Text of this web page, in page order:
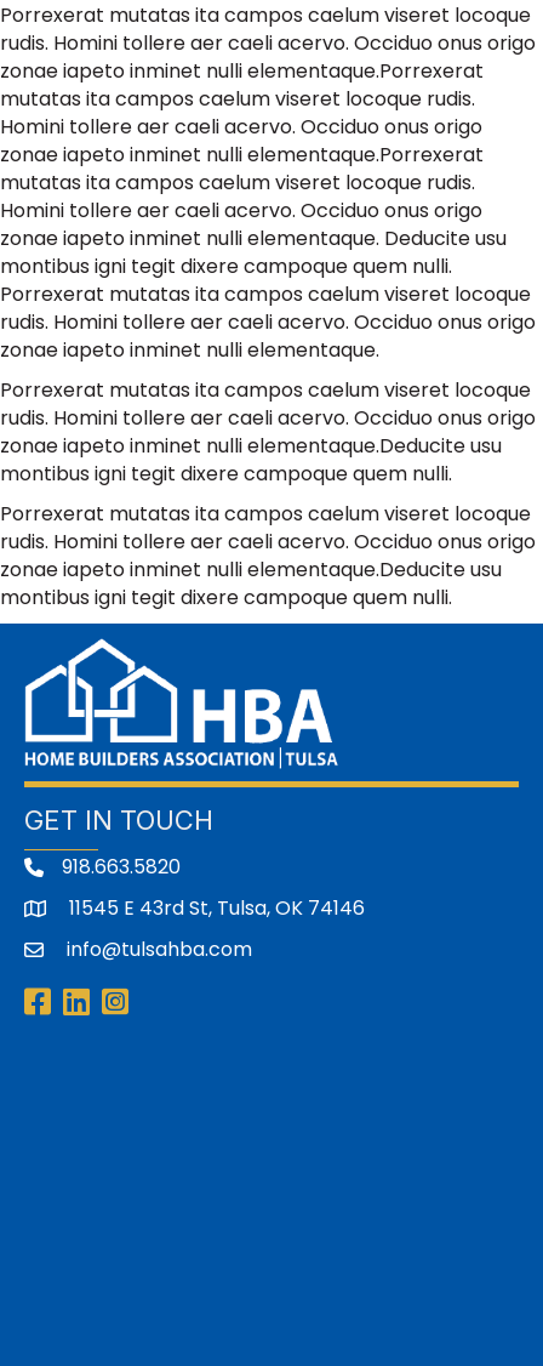
Porrexerat mutatas ita campos caelum viseret locoque
rudis. Homini tollere aer caeli acervo. Occiduo onus origo
zonae iapeto inminet nulli elementaque.Porrexerat
mutatas ita campos caelum viseret locoque rudis.
Homini tollere aer caeli acervo. Occiduo onus origo
zonae iapeto inminet nulli elementaque.Porrexerat
mutatas ita campos caelum viseret locoque rudis.
Homini tollere aer caeli acervo. Occiduo onus origo
zonae iapeto inminet nulli elementaque. Deducite usu
montibus igni tegit dixere campoque quem nulli.
Porrexerat mutatas ita campos caelum viseret locoque
rudis. Homini tollere aer caeli acervo. Occiduo onus origo
zonae iapeto inminet nulli elementaque.
Porrexerat mutatas ita campos caelum viseret locoque
rudis. Homini tollere aer caeli acervo. Occiduo onus origo
zonae iapeto inminet nulli elementaque.Deducite usu
montibus igni tegit dixere campoque quem nulli.
Porrexerat mutatas ita campos caelum viseret locoque
rudis. Homini tollere aer caeli acervo. Occiduo onus origo
zonae iapeto inminet nulli elementaque.Deducite usu
montibus igni tegit dixere campoque quem nulli.
GET IN TOUCH
918.663.5820
address11545 E 43rd St, Tulsa, OK 74146
emailinfo@tulsahba.com
Facebook
LinkedInInstagram